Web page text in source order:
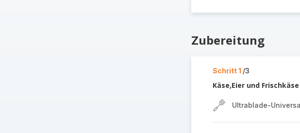
Zubereitung
Schritt 1 /3
Käse,Eier und
Ultrablade-